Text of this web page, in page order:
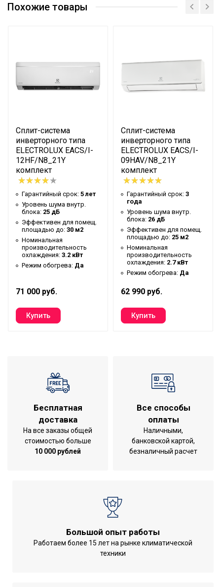
Гарантийный срок
Цвет корпуса внутр.
блока
Область применения
оборудование (для
домашнего
использования)
Уровень шума внутр.
33 дБ
Макс. уровень шума
внешнего блока
56 дБ
Макс.
производительность
охлаждения
8.9 кВт
Макс.
обогрева
Макс. потребляемая
мощность
3.7 кВт
Режим автоочистки
Режим обогрева
Режим осушения
Режим SLEEP
Функция ионизации
воздуха
Да
Инверторная технология
Да
A++
Похожие товары
Сплит-система
инверторного типа
ELECTROLUX EACS/I-
12HF/N8_21Y
комплект
Гарантийный срок: 5 лет
Уровень шума внутр.
блока: 25 дБ
Эффективен для помещ.
площадью до: 30 м2
Номинальная
производительность
охлаждения: 3.2 кВт
Режим обогрева: Да
71 000 руб.
Сплит-система
инверторного типа
ELECTROLUX EACS/I-
09HAV/N8_21Y
комплект
Гарантийный срок: 3
года
Уровень шума внутр.
блока: 26 дБ
Эффективен для помещ.
площадью до: 25 м2
Номинальная
производительность
охлаждения: 2.7 кВт
Режим обогрева: Да
62 990 руб.
Бесплатная
доставка
На все заказы общей
стоимостью больше
10 000 рублей
Все способы
оплаты
Наличными,
банковской картой,
безналичный расчет
Большой опыт работы
Работаем более 15 лет на рынке климатической
техники